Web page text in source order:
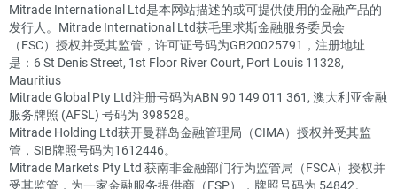
Mitrade International Ltd是本网站描述的或可提供使用的金融产品的
发行人。Mitrade International Ltd获毛里求斯金融服务委员会
（FSC）授权并受其监管，许可证号码为GB20025791，注册地址
是：6 St Denis Street, 1st Floor River Court, Port Louis 11328,
Mauritius
Mitrade Global Pty Ltd注册号码为ABN 90 149 011 361, 澳大利亚金融
服务牌照 (AFSL) 号码为 398528。
Mitrade Holding Ltd获开曼群岛金融管理局（CIMA）授权并受其监
管，SIB牌照号码为1612446。
Mitrade Markets Pty Ltd 获南非金融部门行为监管局（FSCA）授权并
受其监管，为一家金融服务提供商（FSP），牌照号码为 54842。